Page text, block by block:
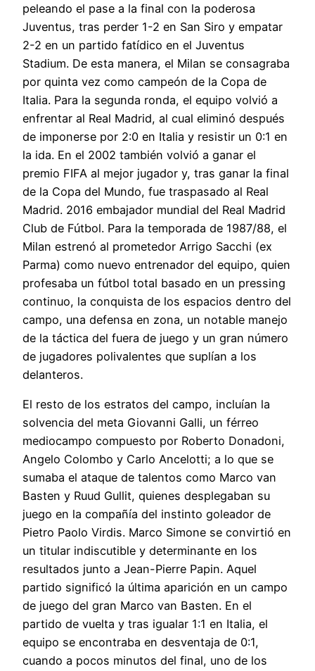
peleando el pase a la final con la poderosa
Juventus, tras perder 1-2 en San Siro y empatar
2-2 en un partido fatídico en el Juventus
Stadium. De esta manera, el Milan se consagraba
por quinta vez como campeón de la Copa de
Italia. Para la segunda ronda, el equipo volvió a
enfrentar al Real Madrid, al cual eliminó después
de imponerse por 2:0 en Italia y resistir un 0:1 en
la ida. En el 2002 también volvió a ganar el
premio FIFA al mejor jugador y, tras ganar la final
de la Copa del Mundo, fue traspasado al Real
Madrid. 2016 embajador mundial del Real Madrid
Club de Fútbol. Para la temporada de 1987/88, el
Milan estrenó al prometedor Arrigo Sacchi (ex
Parma) como nuevo entrenador del equipo, quien
profesaba un fútbol total basado en un pressing
continuo, la conquista de los espacios dentro del
campo, una defensa en zona, un notable manejo
de la táctica del fuera de juego y un gran número
de jugadores polivalentes que suplían a los
delanteros.
El resto de los estratos del campo, incluían la
solvencia del meta Giovanni Galli, un férreo
mediocampo compuesto por Roberto Donadoni,
Angelo Colombo y Carlo Ancelotti; a lo que se
sumaba el ataque de talentos como Marco van
Basten y Ruud Gullit, quienes desplegaban su
juego en la compañía del instinto goleador de
Pietro Paolo Virdis. Marco Simone se convirtió en
un titular indiscutible y determinante en los
resultados junto a Jean-Pierre Papin. Aquel
partido significó la última aparición en un campo
de juego del gran Marco van Basten. En el
partido de vuelta y tras igualar 1:1 en Italia, el
equipo se encontraba en desventaja de 0:1,
cuando a pocos minutos del final, uno de los